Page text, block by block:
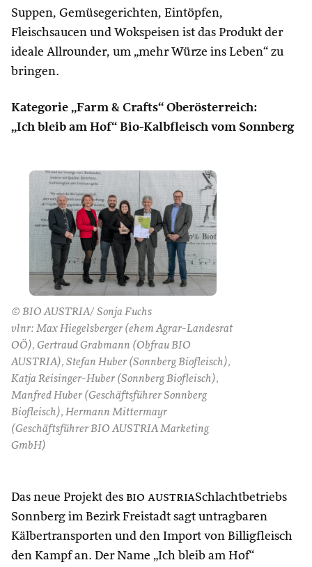
Suppen, Gemüsegerichten, Eintöpfen,
Fleischsaucen und Wokspeisen ist das Produkt der
ideale Allrounder, um „mehr Würze ins Leben“ zu
bringen.
Kategorie „Farm & Crafts“ Oberösterreich:
„Ich bleib am Hof“ Bio-Kalbfleisch vom Sonnberg
© BIO AUSTRIA/ Sonja Fuchs
vlnr: Max Hiegelsberger (ehem Agrar-Landesrat
OÖ), Gertraud Grabmann (Obfrau BIO
AUSTRIA), Stefan Huber (Sonnberg Biofleisch),
Katja Reisinger-Huber (Sonnberg Biofleisch),
Manfred Huber (Geschäftsführer Sonnberg
Biofleisch), Hermann Mittermayr
(Geschäftsführer BIO AUSTRIA Marketing
GmbH)
Das neue Projekt des bio austriaSchlachtbetriebs
Sonnberg im Bezirk Freistadt sagt untragbaren
Kälbertransporten und den Import von Billigfleisch
den Kampf an. Der Name „Ich bleib am Hof“